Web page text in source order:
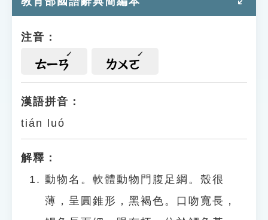
單字索引
遊戲專區
貓頭鷹博士
注音：
ㄊㄧㄢ ㄌㄨㄛ
漢語拼音：
tián luó
解釋：
動物名。軟體動物門腹足綱。殼很
薄，呈圓錐形，黑褐色。口吻寬長，